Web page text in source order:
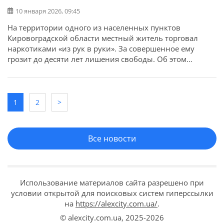
10 января 2026, 09:45
На территории одного из населенных пунктов
Кировоградской области местный житель торговал
наркотиками «из рук в руки». За совершенное ему
грозит до десяти лет лишения свободы. Об этом
деятельность пресекли сотрудники управления по
полицейскими отделения полиции № 1 (г. Светловодск)
под процессуальным руководством областной
1 2 >
Все новости
Использование материалов сайта разрешено при
условии открытой для поисковых систем гиперссылки
на https://alexcity.com.ua/.
© alexcity.com.ua, 2025-2026